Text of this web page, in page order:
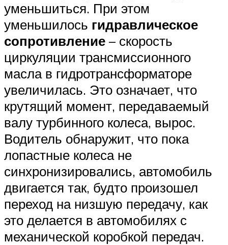
уменьшиться. При этом
уменьшилось гидравлическое
сопротивление – скорость
циркуляции трансмиссионного
масла в гидротрансформаторе
увеличилась. Это означает, что
крутящий момент, передаваемый
валу турбинного колеса, вырос.
Водитель обнаружит, что пока
лопастные колеса не
синхронизировались, автомобиль
двигается так, будто произошел
переход на низшую передачу, как
это делается в автомобилях с
механической коробкой передач.